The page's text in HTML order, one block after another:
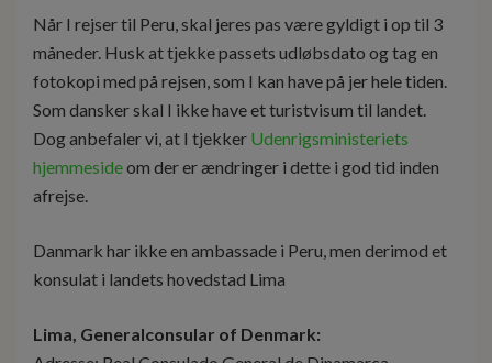
Når I rejser til Peru, skal jeres pas være gyldigt i op til 3
måneder. Husk at tjekke passets udløbsdato og tag en
fotokopi med på rejsen, som I kan have på jer hele tiden.
Som dansker skal I ikke have et turistvisum til landet.
Dog anbefaler vi, at I tjekker Udenrigsministeriets
hjemmesideom der er ændringer i dette i god tid inden
afrejse.
Danmark har ikke en ambassade i Peru, men derimod et
konsulat i landets hovedstad Lima
Lima, Generalconsular of Denmark: